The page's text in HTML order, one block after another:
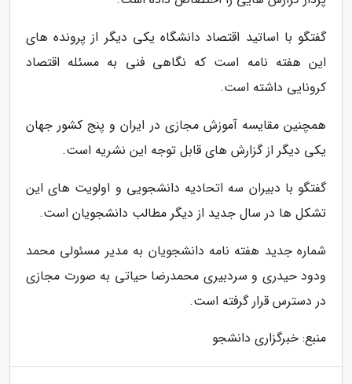
گفتگو با اساتید اقتصاد دانشگاه یکی دیگر از پرونده های
این هفته نامه است که نگاهی فنی به مسئله اقتصاد
کرونایی داشته است.
همچنین مقایسه آموزش مجازی در ایران و پنج کشور جهان
یکی دیگر از گزارش های قابل توجه این نشریه است.
گفتگو با دبیران سه اتحادیه دانشجویی و اولویت های این
تشکل ها در سال جدید از دیگر مطالب دانشجویان است.
شماره جدید هفته نامه دانشجویان به مدیر مسئولی محمد
ودود حیدری و سردبیری محمدرضا حیاتی به صورت مجازی
در دسترس قرار گرفته است.
منبع: خبرگزاری دانشجو